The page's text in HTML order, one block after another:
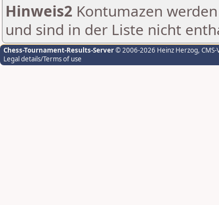
Hinweis2 Kontumazen
und sind in der Liste nicht
Chess-Tournament-Results-Server© 2006-2026 Heinz Herzog,
Legal details/Terms of use